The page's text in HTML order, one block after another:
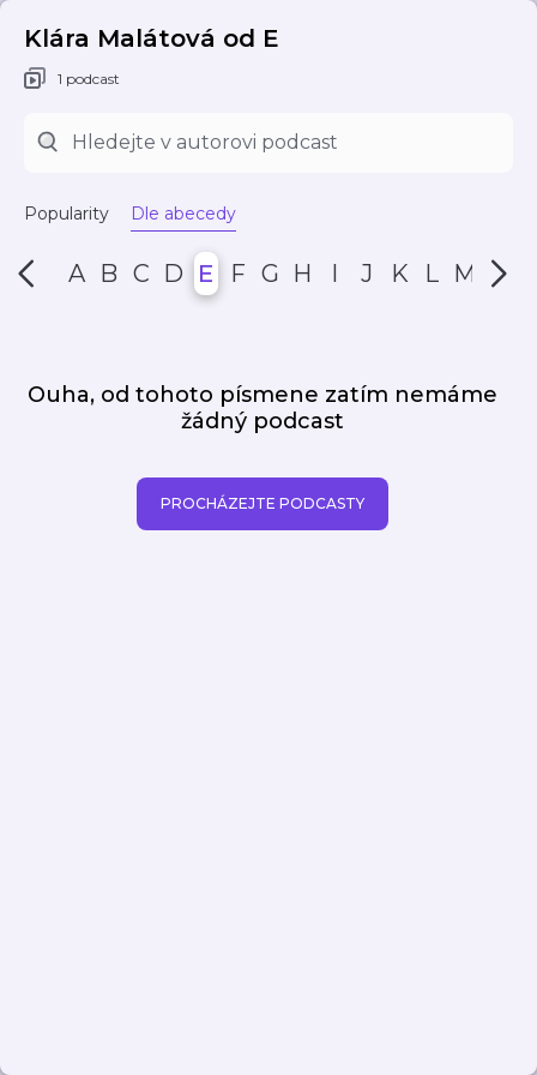
Klára Malátová od E
1 podcast
Popularity Dle abecedy
A B C D E F G H I J K L M N
Ouha, od tohoto písmene zatím nemáme
žádný podcast
PROCHÁZEJTE PODCASTY